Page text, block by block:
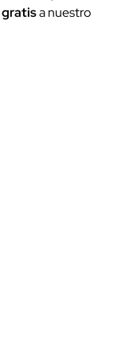
gratisa nuestro